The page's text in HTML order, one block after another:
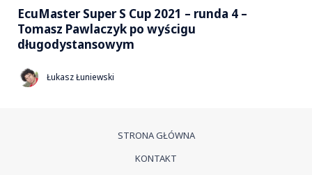
EcuMaster Super S Cup 2021 – runda 4 –
Tomasz Pawlaczyk po wyścigu
długodystansowym
Łukasz Łuniewski
STRONA GŁÓWNA
KONTAKT